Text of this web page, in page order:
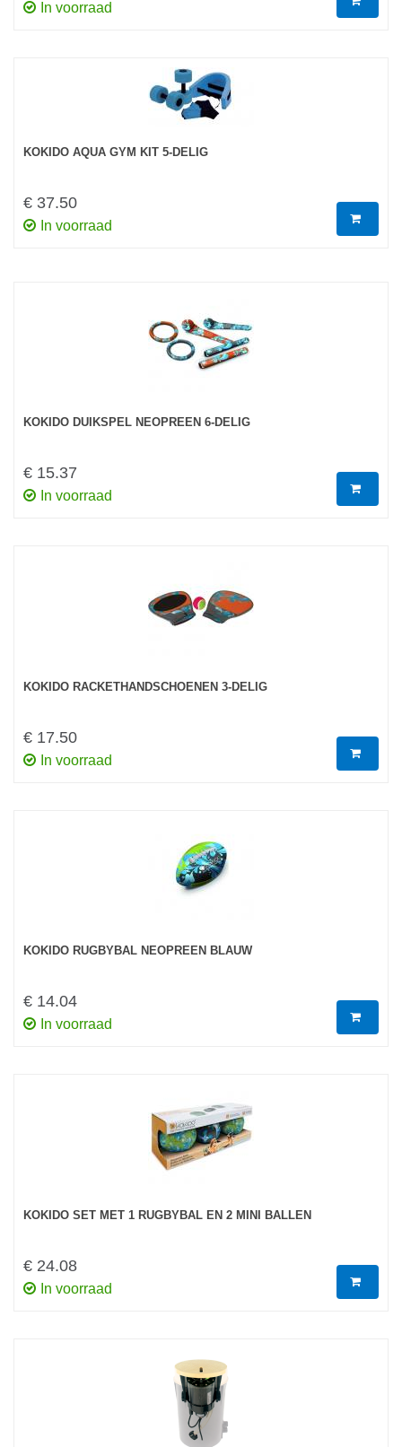
In voorraad
KOKIDO AQUA GYM KIT 5-DELIG
€ 37.50
In voorraad
KOKIDO DUIKSPEL NEOPREEN 6-DELIG
€ 15.37
In voorraad
KOKIDO RACKETHANDSCHOENEN 3-DELIG
€ 17.50
In voorraad
KOKIDO RUGBYBAL NEOPREEN BLAUW
€ 14.04
In voorraad
KOKIDO SET MET 1 RUGBYBAL EN 2 MINI BALLEN
€ 24.08
In voorraad